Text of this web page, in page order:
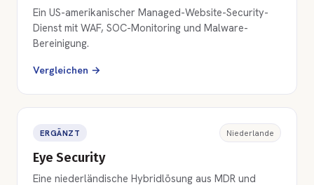
Ein US-amerikanischer Managed-Website-Security-
Dienst mit WAF, SOC-Monitoring und Malware-
Bereinigung.
Vergleichen →
ERGÄNZT Niederlande
Eye Security
Eine niederländische Hybridlösung aus MDR und